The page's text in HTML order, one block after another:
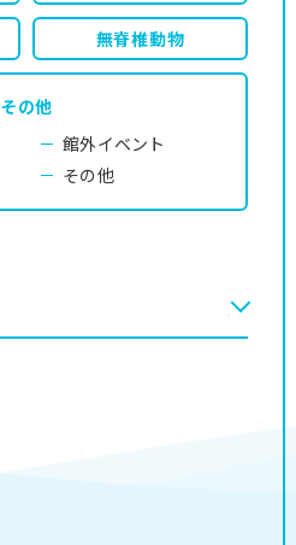
無脊椎動物
その他
館外イベント
その他